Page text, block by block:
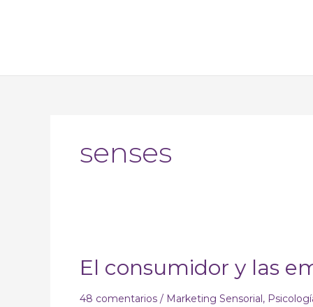
senses
El consumidor y las
48 comentarios / Marketing Sensorial,
y
emociones